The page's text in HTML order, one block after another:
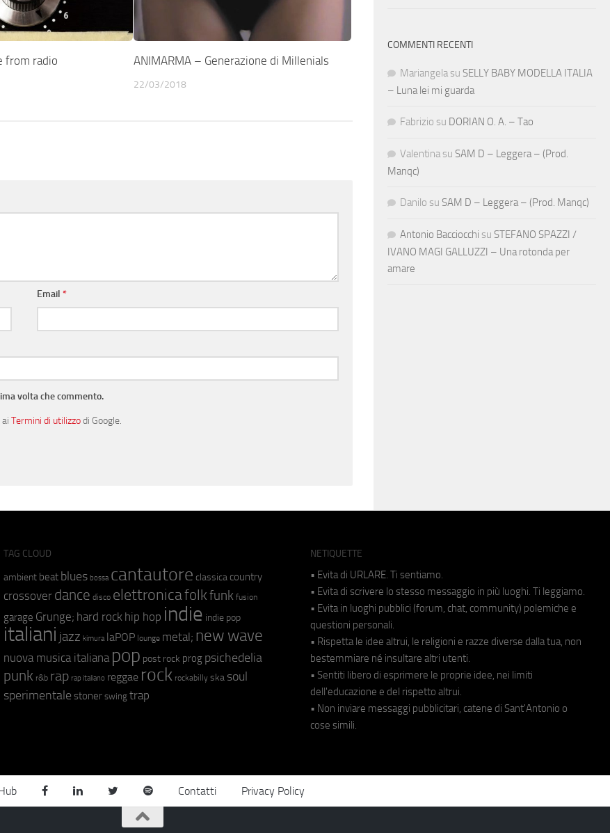
from radio ANIMARMA – Generazione di Millenials
22/03/2018
Email*
volta che commento.
ai Termini di utilizzodi Google.
COMMENTI RECENTI
Mariangela su SELLY BABY MODELLA ITALIA
– Luna lei mi guarda
Fabrizio su DORIAN O. A. – Tao
Valentina su SAM D – Leggera – (Prod.
Manqc)
Danilo su SAM D – Leggera – (Prod. Manqc)
Antonio Bacciocchi su STEFANO SPAZZI /
IVANO MAGI GALLUZZI – Una rotonda per
amare
TAG CLOUD
ambient beat blues bossa cantautore classica country
crossover dance disco elettronicafolkfunk fusion
garage Grunge; hard rock hip hop indie indie pop
italiani jazz kimura laPOP lounge metal; new wave
nuova musica italiana pop post rock prog psichedelia
punk r&b rap rap italiano reggae rock rockabilly ska soul
sperimentale stoner swing trap
NETIQUETTE
• Evita di URLARE. Ti sentiamo.
• Evita di scrivere lo stesso messaggio in più luoghi. Ti leggiamo.
• Evita in luoghi pubblici (forum, chat, community) polemiche e
questioni personali.
• Rispetta le idee altrui, le religioni e razze diverse dalla tua, non
bestemmiare né insultare altri utenti.
• Sentiti libero di esprimere le proprie idee, nei limiti
dell'educazione e del rispetto altrui.
• Non inviare messaggi pubblicitari, catene di Sant'Antonio o
cose simili.
Contatti Privacy Policy